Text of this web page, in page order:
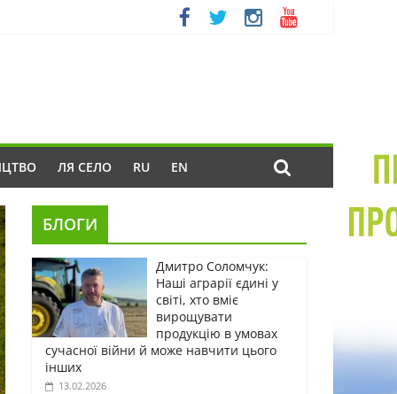
ЛЯ СЕЛО RU EN
БЛОГИ
Дмитро Соломчук:
Наші аграрії єдині у
світі, хто вміє
вирощувати
продукцію в умовах
сучасної війни й може навчити цього
інших
13.02.2026